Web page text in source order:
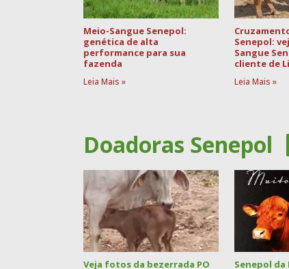
Meio-Sangue Senepol:
genética de alta
performance para sua
fazenda
Leia Mais »
Senepol:
Sangue
cliente de
Leia Mais »
Doadoras Senepol
Veja fotos da bezerrada PO
Senepol